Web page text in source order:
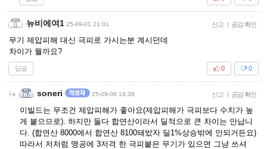
뉴비에여1 25-09-01 21:01 신고 | 공감 확인
무기 제압피해 대신 극피로 가시는분 계시던데
차이가 뭘까요?
답글 0
0
soneri 25-09-06 18:38 신고 | 공감 확인
이빌드는 무조건 제압피해가 좋아요(제압피해가 극피보다 수치가 높
게 붙으므로). 하지만 둘다 합연산이라서 딜적으로 큰 차이는 안납니
다. (합연산 8000에서 합연산 8100돼밨자 딜1%상승밖에 안되거든요)
따라서 저처럼 맹공에 3저격 한 극피붙은 무기가 있으면 그냥 쓰셔